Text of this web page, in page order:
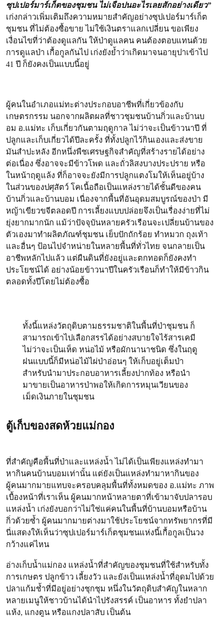
ซุปเปอร์มาร์เก็ตของชุมชน ไม่เจือปนอะไรเลยสักอย่างเดียว”
เก่งกล่าวเพิ่มเติมถึงความหมายสำคัญอย่างซุปเปอร์มาร์เก็ต
ชุมชน ที่ไม่ต้องซื้อขาย ไม่ใช้เงินตราแลกเปลี่ยน ขอเพียง
เงื่อนไขที่ว่าต้องดูแลกัน ให้ป่าดูแลคน คนต้องตอบแทนด้วย
การดูแลป่า เกื้อกูลกันไป เก่งยังย้ำว่าเกิดมาจนอายุปาเข้าไป
41 ปี ก็ยังคงเป็นแบบนี้อยู่
ผู้คนในอำเภอแม่ทะต่างประกอบอาชีพที่เกี่ยวข้องกับ
เกษตรกรรม นอกจากผลิตผลที่ชาวชุมชนบ้านกิ่วและบ้านบ
อม อ.แม่ทะ เก็บเกี่ยวกันตามฤดูกาล ไม่ว่าจะเป็นข้าวนาปี ที่
ปลูกและเก็บเกี่ยวได้ปีละครั้ง ที่ทั้งปลูกไว้กินเองและส่งขาย
มันสำปะหลัง อีกหนึ่งพืชเศรษฐกิจสำคัญที่สร้างรายได้อย่าง
ต่อเนื่อง ซึ่งอาจจะมีข้าวโพด และถั่วลิสงบางประปราย หรือ
ในหน้าฤดูแล้ง ที่ก็อาจจะยังมีการปลูกแตงโมให้เห็นอยู่บ้าง
ในส่วนของปศุสัตว์ โคเนื้อถือเป็นแหล่งรายได้ชั้นดีของคน
บ้านกิ่วและบ้านบอม เนื่องจากพื้นที่อันอุดมสมบูรณ์ของป่า มี
หญ้าเขียวขจีตลอดปี การเลี้ยงแบบปล่อยจึงเป็นเรื่องง่ายที่ไม่
ยุ่งยากมากนัก แม้ว่าปัจจุบันหลายครัวเรือนจะเปลี่ยนบ้านของ
ตัวเองมาทำผลิตภัณฑ์ชุมชน เย็บปักถักร้อย ทำหมวก ถุงเท้า
และอื่นๆ ป้อนไปจำหน่ายในหลายพื้นที่ทั่วไทย จนกลายเป็น
อาชีพหลักไปแล้ว แต่ผืนดินที่ยังอยู่และตกทอดก็ยังคงทำ
ประโยชน์ได้ อย่างน้อยข้าวนาปีในครัวเรือนก็ทำให้มีข้าวกิน
ตลอดทั้งปีโดยไม่ต้องซื้อ
ทั้งนี้แหล่งวัตถุดิบตามธรรมชาติในพื้นที่ป่าชุมชน ก็
สามารถเข้าไปเลือกสรรได้อย่างสบายใจไร้สารเคมี
ไม่ว่าจะเป็นเห็ด หน่อไม้ หรือผักนานาชนิด ซึ่งในฤดู
ฝนแบบนี้ก็มีหน่อไม้ไผ่ป่าอ่อนๆ ให้เก็บอยู่เต็มป่า
สำหรับนำมาประกอบอาหารเลี้ยงปากท้อง หรือนำ
มาขายเป็นอาหารป่าพอให้เกิดการหมุนเวียนของ
เม็ดเงินภายในชุมชน
ตู้เก็บของสดห้วยแม่กอง
ที่สำคัญคือพื้นที่ป่าและแหล่งน้ำ ไม่ได้เป็นเพียงแหล่งทำมา
หากินคนบ้านบอมเท่านั้น แต่ยังเป็นแหล่งทำมาหากินของ
ผู้คนมากมายแทบจะครอบคลุมพื้นที่ทั้งหมดของ อ.แม่ทะ ภาพ
เบื้องหน้าที่เราเห็น ผู้คนมากหน้าหลายตาที่เข้ามาจับปลารอบ
แหล่งน้ำ เก่งยังบอกว่าไม่ใช่แค่คนในพื้นที่บ้านบอมหรือบ้าน
กิ่วด้วยซ้ำ ผู้คนมากมายต่างมาใช้ประโยชน์จากทรัพยากรที่มี
นี่แสดงให้เห็นว่าซุปเปอร์มาร์เก็ตชุมชนแห่งนี้เกื้อกูลเป็นวง
กว้างแค่ไหน
อ่างเก็บน้ำแม่กอง แหล่งน้ำที่สำคัญของชุมชนที่ใช้สำหรับทั้ง
การเกษตร ปลูกข้าว เลี้ยงวัว และยังเป็นแหล่งน้ำที่อุดมไปด้วย
ปลาแก้มช้ำที่มีอยู่อย่างชุกชุม หนึ่งในวัตถุดิบสำคัญในหลาก
หลายเมนูให้ชาวบ้านได้นำไปรังสรรค์ เป็นอาหาร ทั้งยำปลา
แห้ง, แกงตูน หรือแกงปลาสับ เป็นต้น